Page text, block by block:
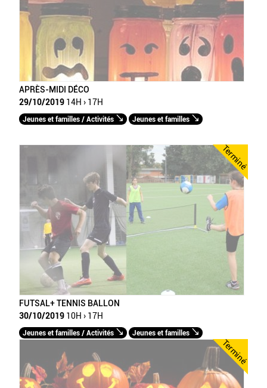
APRÈS-MIDI DÉCO
29/10/2019 14H › 17H
Jeunes et familles / Activités Jeunes et familles
Terminé
FUTSAL+ TENNIS BALLON
30/10/2019 10H › 17H
Jeunes et familles / Activités Jeunes et familles
Terminé